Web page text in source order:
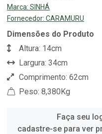
Marca: SINHÁ
Fornecedor: CARAMURU
Dimensões do Produto
Altura: 14cm
Largura: 34cm
Comprimento: 62cm
Peso: 8,380Kg
Faça seu
cadastre-se para ver